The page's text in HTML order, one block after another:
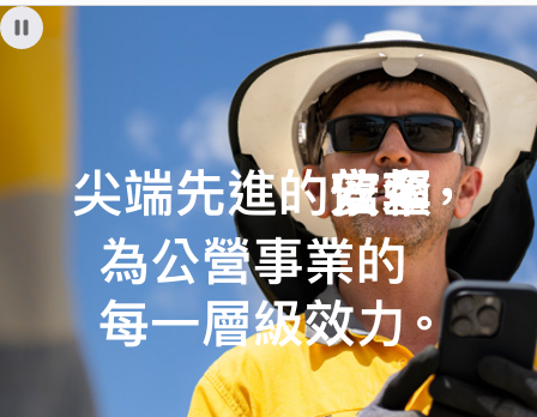
公
尖
尖端先進的信賴，
效率，
安全，
為公營事業的
每一層級效力。